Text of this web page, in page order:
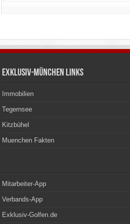
Exklusiv-München Links
Immobilien
Tegernsee
Kitzbühel
Muenchen Fakten
Mitarbeiter-App
Verbands-App
Exklusiv-Golfen.de